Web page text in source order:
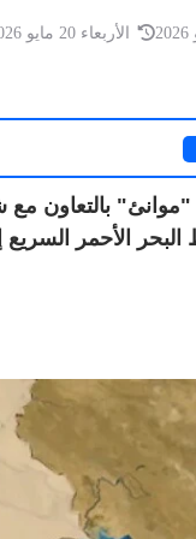
العراق..
بعد مقتل إمام
الأربعاء 20 مايو 2026
"موانئ"
البحر الأحمر